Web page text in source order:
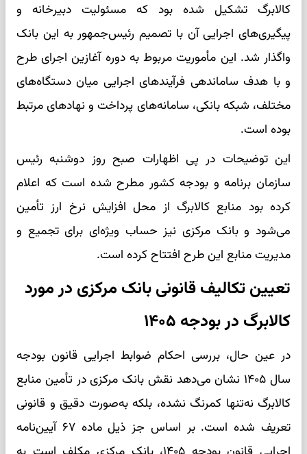
کالابرگ تشکیل شده بود که مسئولیت دبیرخانه و
پیگیری‌های اجرایی آن با تصمیم رئیس‌جمهور به این بانک
واگذار شد. این مأموریت مربوط به دوره آغازین اجرای طرح
و با هدف ساماندهی فرآیندهای اجرایی میان دستگاه‌های
مختلف، شبکه بانکی، سامانه‌های پرداخت و نهادهای مرتبط
بوده است.
این توضیحات در پی اظهارات صبح روز دوشنبه رئیس
سازمان برنامه و بودجه کشور مطرح شده است که اعلام
کرده بود منابع کالابرگ از محل افزایش نرخ ارز تأمین
می‌شود و بانک مرکزی نیز حساب ویژه‌ای برای تجمیع و
مدیریت منابع این طرح افتتاح کرده است.
تعیین تکالیف قانونی بانک مرکزی در مورد
کالابرگ در بودجه ۱۴۰۵
در عین حال، بررسی احکام ضوابط اجرایی قانون بودجه
سال ۱۴۰۵ نشان می‌دهد نقش بانک مرکزی در تأمین منابع
کالابرگ نه‌تنها کمرنگ نشده، بلکه به‌صورت دقیق و قانونی
تعریف شده است. بر اساس جز ذیل ماده ۶۷ آیین‌نامه